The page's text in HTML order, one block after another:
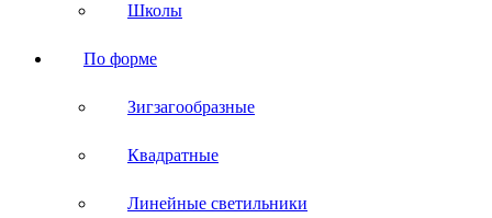
Школы
По форме
Зигзагообразные
Квадратные
Линейные светильники